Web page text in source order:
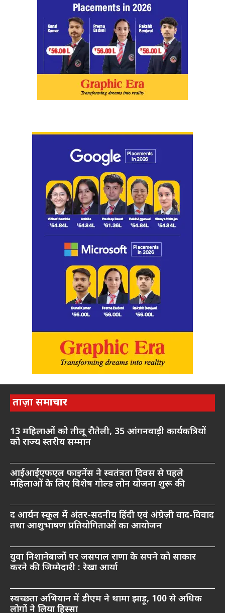
ताज़ा समाचार
13 महिलाओं को तीलू रौतेली, 35 आंगनवाड़ी कार्यकत्रियों
को राज्य स्तरीय सम्मान
आईआईएफएल फाइनेंस ने स्वतंत्रता दिवस से पहले
महिलाओं के लिए विशेष गोल्ड लोन योजना शुरू की
द आर्यन स्कूल में अंतर-सदनीय हिंदी एवं अंग्रेज़ी वाद-विवाद
तथा आशुभाषण प्रतियोगिताओं का आयोजन
युवा निशानेबाजों पर जसपाल राणा के सपने को साकार
करने की जिम्मेदारी : रेखा आर्या
स्वच्छता अभियान में डीएम ने थामा झाड़ू, 100 से अधिक
लोगों ने लिया हिस्सा